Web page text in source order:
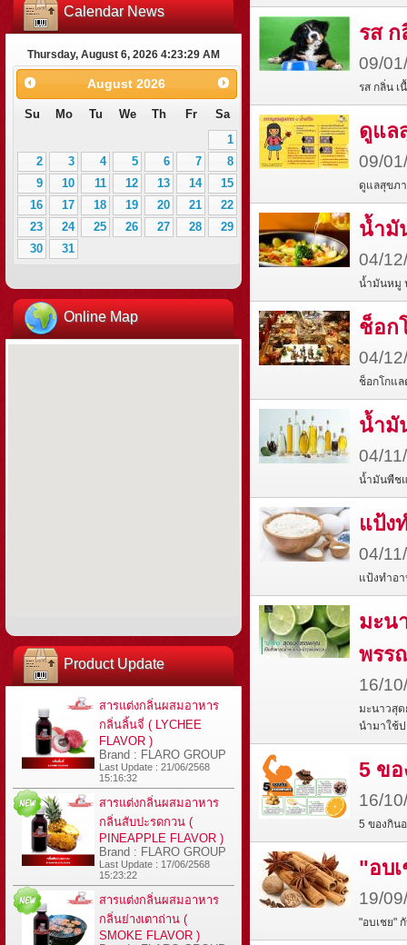
รส
09/
รส กลิ่น เ
ดูแล
09/
ดูแลสุขภา
น้ำมั
04/
น้ำมันหมู
ช็อก
04/
ช็อกโกแล
น้ำมั
04/
น้ำมันพืช
แป้ง
04/
แป้งทำอ
มะน
พรร
16/
มะนาวสุด
นำมาใช้ป
5 ข
16/
5 ของกิน
"อบ
19/
"อบเชย"
Calendar News
Thursday, August 6, 2026 4:23:30 AM
August 2026
Su Mo Tu We Th Fr
Sa
1
2
3 4 5 6 7
8
9
10 11 12 13 14
15
16
17 18 19 20 21
22
23
24 25 26 27 28
29
30
31
Online Map
Product Update
สารแต่งกลิ่นผสมอาหาร
กลิ่นลิ้นจี่ ( LYCHEE
FLAVOR )
Brand : FLARO GROUP
Last Update : 21/06/2568
15:16:32
สารแต่งกลิ่นผสมอาหาร
กลิ่นสับปะรดกวน (
PINEAPPLE FLAVOR )
Brand : FLARO GROUP
Last Update : 17/06/2568
15:23:22
สารแต่งกลิ่นผสมอาหาร
กลิ่นย่างเตาถ่าน (
SMOKE FLAVOR )